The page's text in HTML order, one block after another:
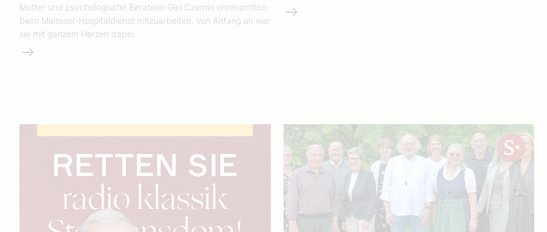
Mutter und psychologische Beraterin Gini Czernin ehrenamtlich
beim Malteser-Hospitaldienst mitzuarbeiten. Von Anfang an war
sie mit ganzem Herzen dabei.
Weiterlesen
Weiterlesen